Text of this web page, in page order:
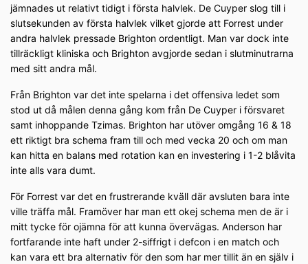
jämnades ut relativt tidigt i första halvlek. De Cuyper slog till i
slutsekunden av första halvlek vilket gjorde att Forrest under
andra halvlek pressade Brighton ordentligt. Man var dock inte
tillräckligt kliniska och Brighton avgjorde sedan i slutminutrarna
med sitt andra mål.
Från Brighton var det inte spelarna i det offensiva ledet som
stod ut då målen denna gång kom från De Cuyper i försvaret
samt inhoppande Tzimas. Brighton har utöver omgång 16 & 18
ett riktigt bra schema fram till och med vecka 20 och om man
kan hitta en balans med rotation kan en investering i 1-2 blåvita
inte alls vara dumt.
För Forrest var det en frustrerande kväll där avsluten bara inte
ville träffa mål. Framöver har man ett okej schema men de är i
mitt tycke för ojämna för att kunna övervägas. Anderson har
fortfarande inte haft under 2-siffrigt i defcon i en match och
kan vara ett bra alternativ för den som har mer tillit än en själv i